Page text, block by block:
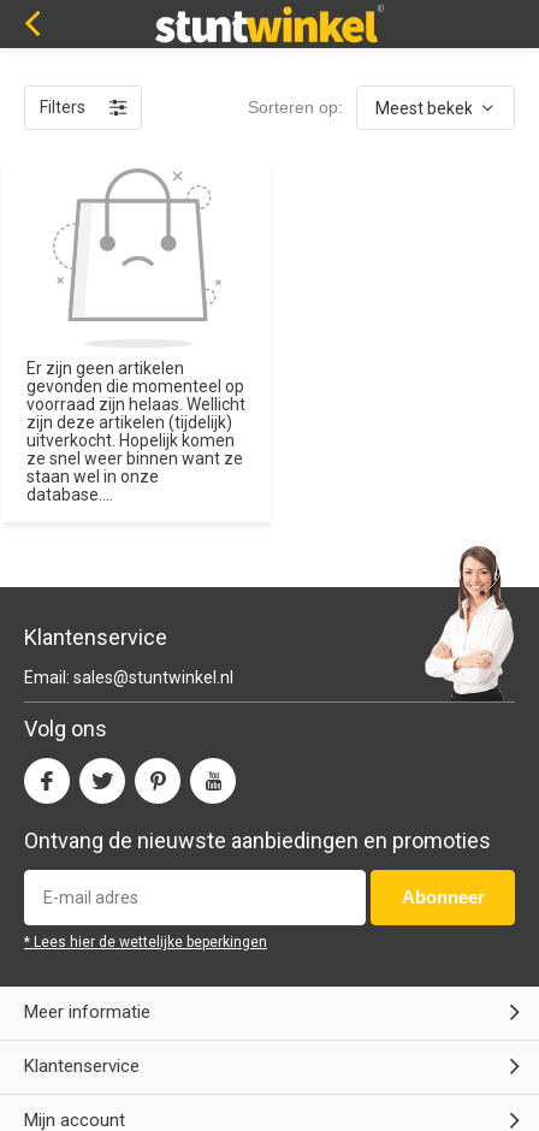
Filters Sorteren op:
Er zijn geen artikelen
gevonden die momenteel op
voorraad zijn helaas. Wellicht
zijn deze artikelen (tijdelijk)
uitverkocht. Hopelijk komen
ze snel weer binnen want ze
staan wel in onze
database....
Klantenservice
Email: sales@stuntwinkel.nl
Volg ons
Ontvang de nieuwste aanbiedingen en promoties
Abonneer
* Lees hier de wettelijke beperkingen
Meer informatie
Klantenservice
Mijn account